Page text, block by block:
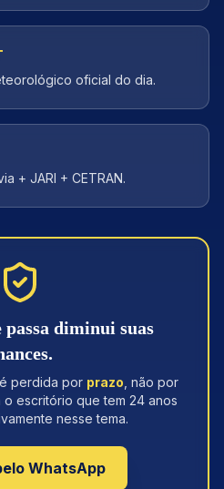
oficial do dia.
+ JARI + CETRAN.
passa diminui suas
perdida por prazo , não por
o escritório que tem 24 anos
nesse tema.
WhatsApp